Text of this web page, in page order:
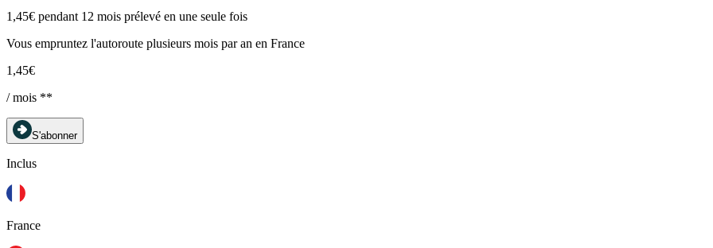
1,45€ pendant 12 mois prélevé en une seule fois
Vous empruntez l'autoroute plusieurs mois par an en France
1,45€
/ mois **
S'abonner
Inclus
France